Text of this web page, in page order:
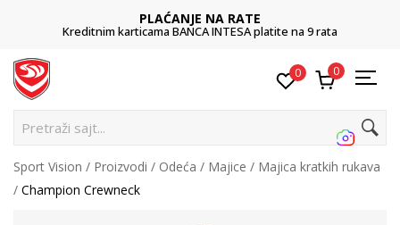
PLAĆANJE NA RATE
Kreditnim karticama BANCA INTESA platite na 9 rata
0 0
Pretraži sajt...
Sport Vision Proizvodi Odeća Majice
Majica kratkih rukava
Champion Crewneck